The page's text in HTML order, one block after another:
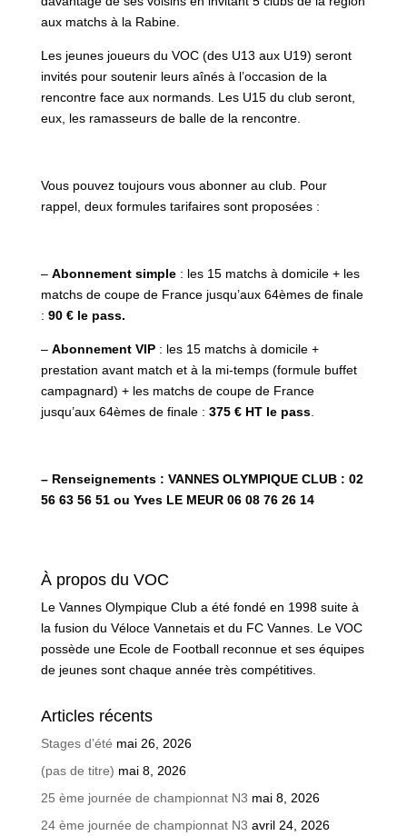
aux matchs à la Rabine.
Les jeunes joueurs du VOC (des U13 aux U19) seront
invités pour soutenir leurs aînés à l’occasion de la
rencontre face aux normands. Les U15 du club seront,
eux, les ramasseurs de balle de la rencontre.
Vous pouvez toujours vous abonner au club. Pour
rappel, deux formules tarifaires sont proposées :
– Abonnement simple: les 15 matchs à domicile + les
matchs de coupe de France jusqu’aux 64èmes de finale
: 90 € le pass.
– Abonnement VIP: les 15 matchs à domicile +
prestation avant match et à la mi-temps (formule buffet
campagnard) + les matchs de coupe de France
jusqu’aux 64èmes de finale : 375 € HT le pass.
– Renseignements : VANNES OLYMPIQUE CLUB : 02
56 63 56 51 ou Yves LE MEUR 06 08 76 26 14
À propos du VOC
Le Vannes Olympique Club a été fondé en 1998 suite à
la fusion du Véloce Vannetais et du FC Vannes. Le VOC
possède une Ecole de Football reconnue et ses équipes
de jeunes sont chaque année très compétitives.
Articles récents
Stages d’été mai 26, 2026
(pas de titre) mai 8, 2026
25 ème journée de championnat N3 mai 8, 2026
24 ème journée de championnat N3 avril 24, 2026